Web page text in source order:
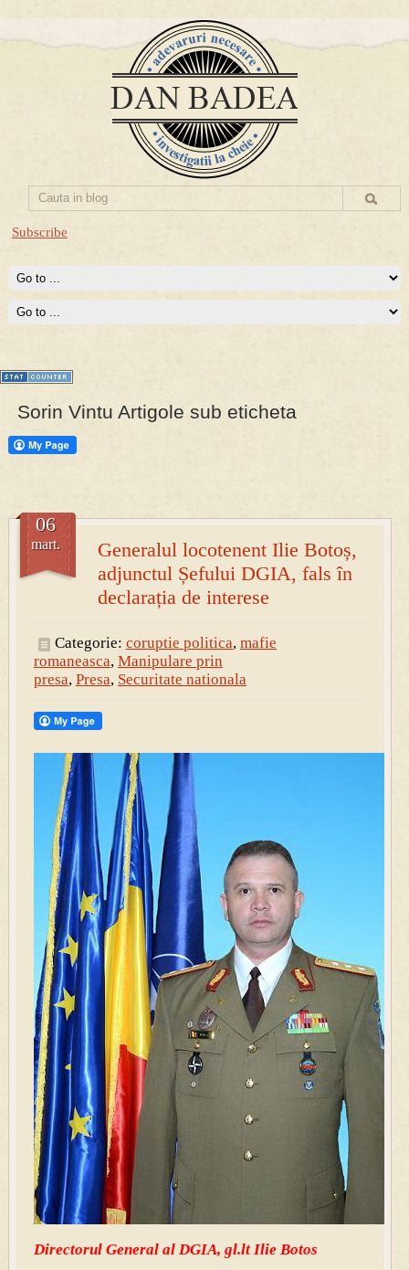
Subscribe
PRESA
Prima mea carte publicata (Nemira)
Averea Presedintelui: prima lucrare despre controversatele
conturi secrete ale Securitatii.
Sorin Vintu Artigole sub eticheta
Generalul locotenent Ilie Botoș,
adjunctul Șefului DGIA, fals în
declarația de interese
06
mart.
Categorie: coruptie politica, mafie
romaneasca, Manipulare prin
presa, Presa, Securitate nationala
Directorul General al DGIA, gl.lt Ilie Botos